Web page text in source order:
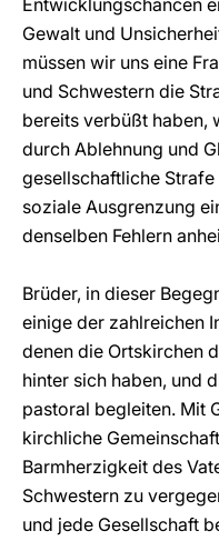
Entwicklungschancen
Gewalt und
müssen wir uns eine
und Schwestern die
bereits verbüßt haben,
durch Ablehnung und
gesellschaftliche
soziale Ausgrenzung
denselben Fehlern
Brüder, in dieser
einige der zahlreichen
denen die Ortskirchen
hinter sich haben, und
pastoral begleiten. Mit
kirchliche
Barmherzigkeit des
Schwestern zu
und jede Gesellschaft